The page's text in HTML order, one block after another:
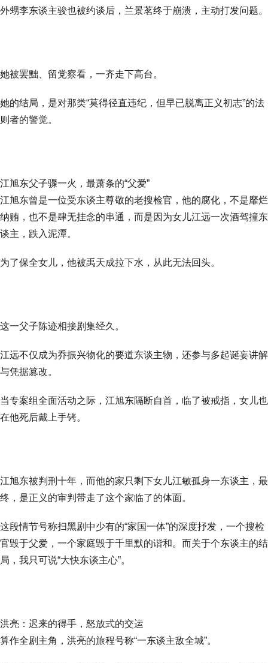
外甥李东谈主骏也被约谈后，兰景茗终于崩溃，主动打发问题。
她被罢黜、留党察看，一齐走下高台。
她的结局，是对那类“莫得径直违纪，但早已脱离正义初志”的法
则者的警觉。
江旭东父子骤一火，最萧条的“父爱”
江旭东曾是一位受东谈主尊敬的老搜检官，他的腐化，不是靡烂
纳贿，也不是肆无挂念的串通，而是因为女儿江远一次酒驾撞东
谈主，跌入泥潭。
为了保全女儿，他被禹天成拉下水，从此无法回头。
这一父子陈迹相接剧集经久。
江远不仅成为乔振兴物化的要道东谈主物，还参与多起诞妄讲解
与凭据篡改。
当专案组全面活动之际，江旭东隔断自首，临了被戒指，女儿也
在他死后戴上手铐。
江旭东被判刑十年，而他的家只剩下女儿江敏孤身一东谈主，最
终，是正义的审判带走了这个家临了的体面。
这段情节号称扫黑剧中少有的“家国一体”的深度抒发，一个搜检
官毁于父爱，一个家庭毁于千里默的谐和。而关于个东谈主的结
局，我只可说“大快东谈主心”。
洪亮：迟来的得手，怒放式的交运
算作全剧主角，洪亮的旅程号称“一东谈主敌全城”。